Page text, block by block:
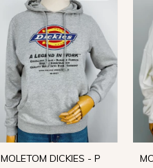
MOLETOM DICKIES - P